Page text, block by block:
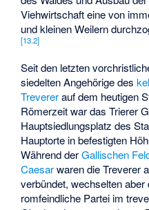
Viehwirtschaft eine von
und kleinen Weilern
[13.2]
Seit den letzten
siedelten Angehörige des
Trevererauf dem heutigen
Römerzeit war das Trierer
Hauptsiedlungsplatz des
Hauptorte in befestigten
Während derGallischen
Caesarwaren die Treverer
verbündet, wechselten
romfeindliche Partei im